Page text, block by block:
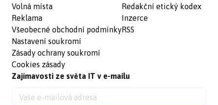
Volná místa
Reklama
Všeobecné obchodní podmínky
Nastavení soukromí
Zásady ochrany soukromí
Cookies zásady
Redakční etický kodex
Inzerce
RSS
Zajímavosti ze světa IT v e-mailu